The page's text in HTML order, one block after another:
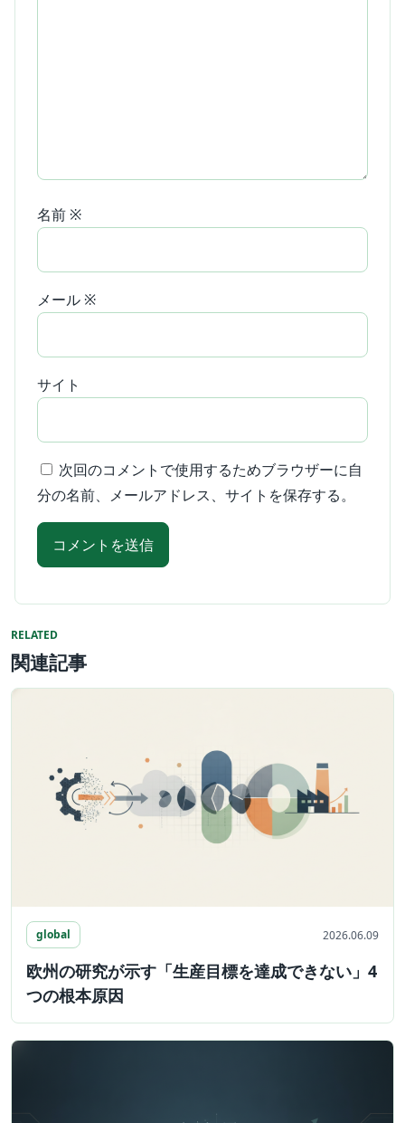
名前 ※
メール ※
サイト
次回のコメントで使用するためブラウザーに自
分の名前、メールアドレス、サイトを保存する。
RELATED
関連記事
global 2026.06.09
欧州の研究が示す「生産目標を達成できない」4
つの根本原因